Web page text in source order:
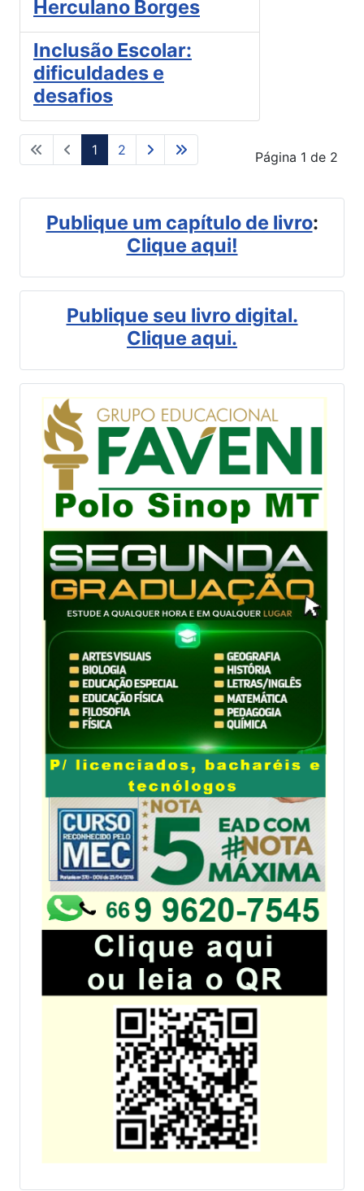
Herculano Borges
Inclusão Escolar:
dificuldades e
desafios
Página 1 de 2
1 2
Publique um capítulo de livro:
Clique aqui!
Publique seu livro digital.
Clique aqui.